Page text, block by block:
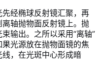
经椭球反射镜汇聚，再
轴抛物面反射镜上。抛
输出。之所以采用“离轴”
光源放在抛物面镜的焦
，在光斑中心形成暗